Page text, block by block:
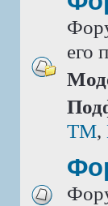
его
TM,